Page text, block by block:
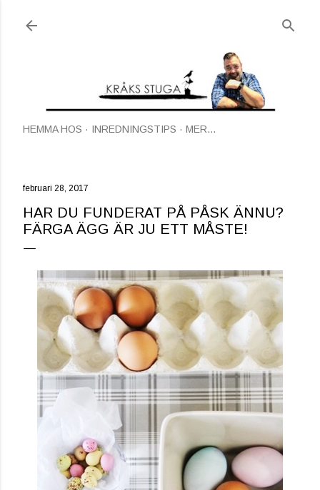
HEMMA HOS INREDNINGSTIPS MER…
februari 28, 2017
HAR DU FUNDERAT PÅ PÅSK ÄNNU?
FÄRGA ÄGG ÄR JU ETT MÅSTE!